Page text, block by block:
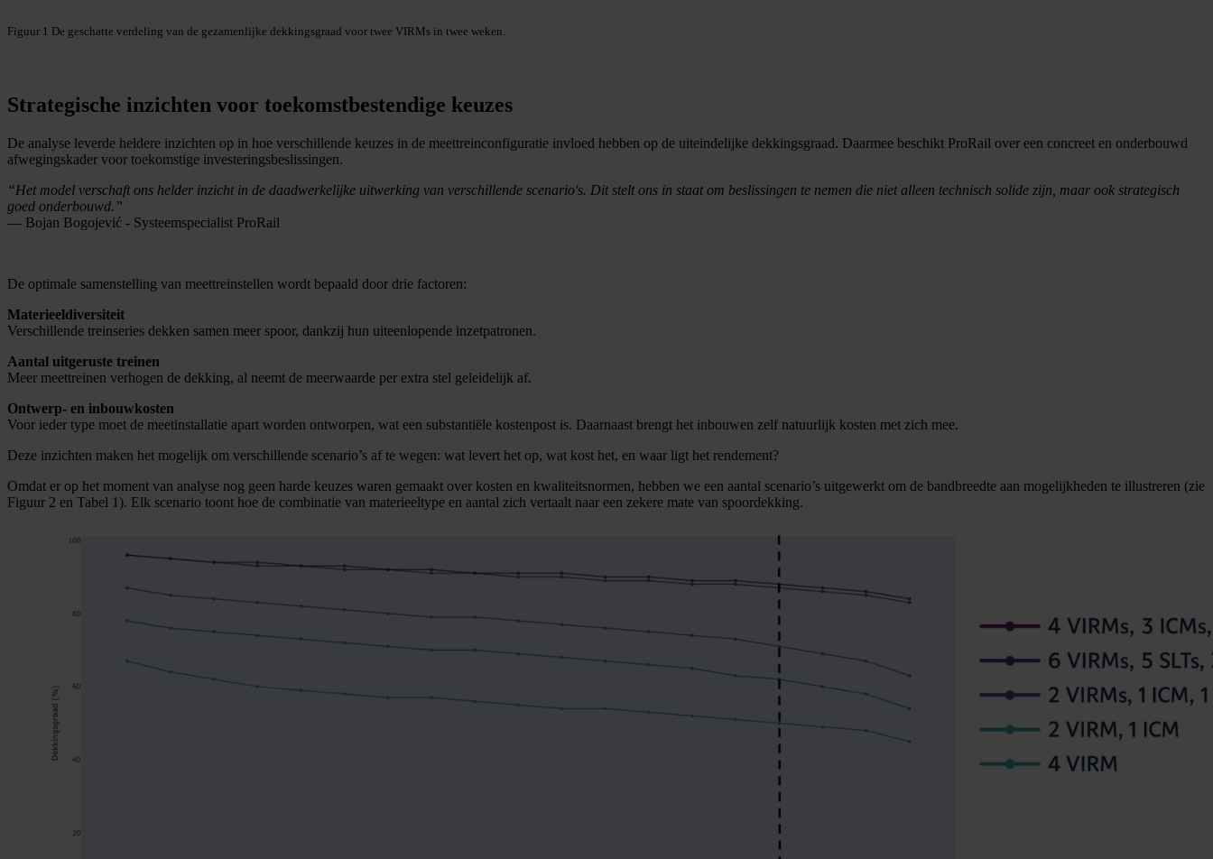
Figuur 1 De geschatte verdeling van de gezamenlijke dekkingsgraad voor twee VIRMs in twee weken.
Strategische inzichten voor toekomstbestendige keuzes
De analyse leverde heldere inzichten op in hoe verschillende keuzes in de meettreinconfiguratie invloed hebben op de uiteindelijke dekkingsgraad. Daarmee beschikt ProRail over een concreet en onderbouwd
afwegingskader voor toekomstige investeringsbeslissingen.
“Het model verschaft ons helder inzicht in de daadwerkelijke uitwerking van verschillende scenario's. Dit stelt ons in staat om beslissingen te nemen die niet alleen technisch solide zijn, maar ook strategisch
goed onderbouwd.”
— Bojan Bogojević - Systeemspecialist ProRail
De optimale samenstelling van meettreinstellen wordt bepaald door drie factoren:
Materieeldiversiteit
Verschillende treinseries dekken samen meer spoor, dankzij hun uiteenlopende inzetpatronen.
Aantal uitgeruste treinen
Meer meettreinen verhogen de dekking, al neemt de meerwaarde per extra stel geleidelijk af.
Ontwerp- en inbouwkosten
Voor ieder type moet de meetinstallatie apart worden ontworpen, wat een substantiële kostenpost is. Daarnaast brengt het inbouwen zelf natuurlijk kosten met zich mee.
Deze inzichten maken het mogelijk om verschillende scenario’s af te wegen: wat levert het op, wat kost het, en waar ligt het rendement?
Omdat er op het moment van analyse nog geen harde keuzes waren gemaakt over kosten en kwaliteitsnormen, hebben we een aantal scenario’s uitgewerkt om de bandbreedte aan mogelijkheden te illustreren (zie
Figuur 2 en Tabel 1). Elk scenario toont hoe de combinatie van materieeltype en aantal zich vertaalt naar een zekere mate van spoordekking.